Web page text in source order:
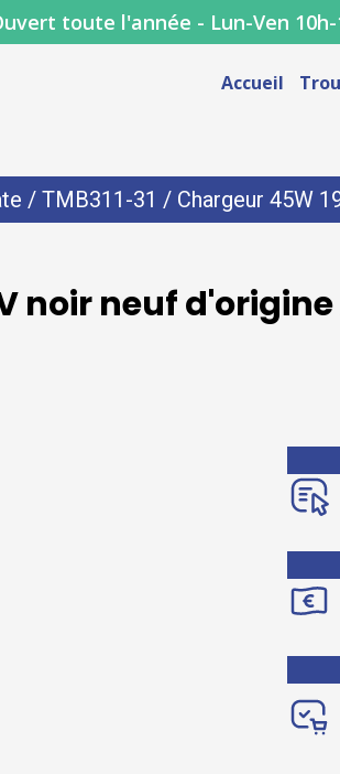
toute l'année - Lun-Ven 10h-
Accueil
/ TMB311-31 / Chargeur 45W
noir neuf